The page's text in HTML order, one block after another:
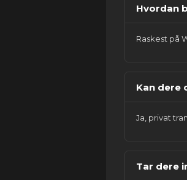
Hvordan
Raskest på
Kan dere
Ja, privat
Tar dere